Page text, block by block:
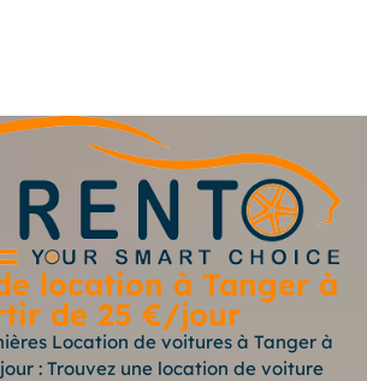
location à Tanger à
de 25 €/jour
Location de voitures à Tanger à
: Trouvez une location de voiture